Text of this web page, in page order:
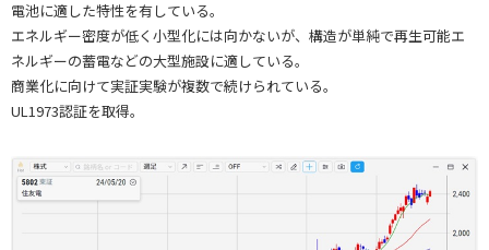
電池に適した特性を有している。
エネルギー密度が低く小型化には向かないが、構造が単純で再生可能エ
ネルギーの蓄電などの大型施設に適している。
商業化に向けて実証実験が複数で続けられている。
UL1973認証を取得。